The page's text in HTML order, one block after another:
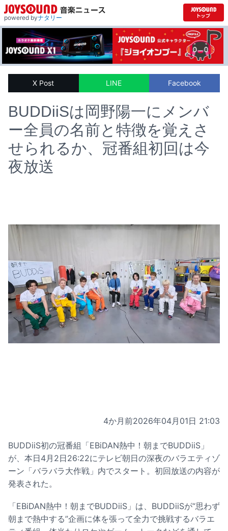
powered byナタリー
X Post LINE Facebook
BUDDiiSは岡野陽一にメンバ
ー全員の名前と特徴を覚えさ
せられるか、冠番組初回は今
夜放送
4か月前2026年04月01日 21:03
BUDDiiS初の冠番組「EBiDAN熱中！朝までBUDDiiS」
が、本日4月2日26:22にテレビ朝日の深夜のバラエティゾ
ーン「バラバラ大作戦」内でスタート。初回放送の内容が
発表された。
「EBiDAN熱中！朝までBUDDiiS」は、BUDDiiSが“思わず
朝まで熱中する”企画に体を張って全力で挑戦するバラエ